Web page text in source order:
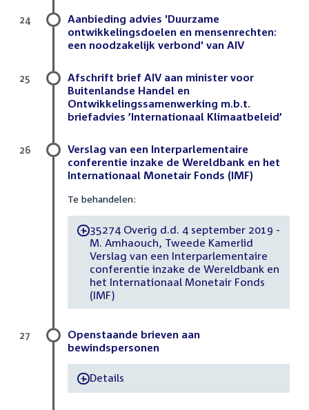
Aanbieding advies 'Duurzame
ontwikkelingsdoelen en mensenrechten:
een noodzakelijk verbond' van AIV
24
Afschrift brief AIV aan minister voor
Buitenlandse Handel en
Ontwikkelingssamenwerking m.b.t.
briefadvies ’Internationaal Klimaatbeleid’
25
Verslag van een Interparlementaire
conferentie inzake de Wereldbank en het
Internationaal Monetair Fonds (IMF)
Te behandelen:
-35274 Overig d.d. 4 september 2019 -
M. Amhaouch, Tweede Kamerlid
Verslag van een Interparlementaire
conferentie inzake de Wereldbank en
het Internationaal Monetair Fonds
(IMF)
26
Openstaande brieven aan
bewindspersonen
-Details
27